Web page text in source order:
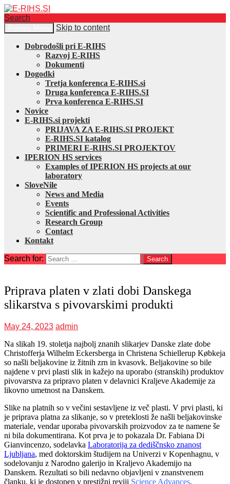
E-RIHS.SI
Search
Skip to content
Dobrodošli pri E-RIHS
Razvoj E-RIHS
Dokumenti
Dogodki
Tretja konferenca E-RIHS.si
Druga konferenca E-RIHS.SI
Prva konferenca E-RIHS.SI
Novice
E-RIHS.si projekti
PRIJAVA ZA E-RIHS.SI PROJEKT
E-RIHS.SI katalog
PRIMERI E-RIHS.SI PROJEKTOV
IPERION HS services
Examples of IPERION HS projects at our
laboratory
SloveNile
News and Media
Events
Scientific and Professional Activities
Research Group
Contact
Kontakt
Search for:
Priprava platen v zlati dobi Danskega
slikarstva s pivovarskimi produkti
May 24, 2023 admin
Na slikah 19. stoletja najbolj znanih slikarjev Danske zlate dobe
Christofferja Wilhelm Eckersberga in Christena Schiellerup Købkeja
so našli beljakovine iz žitnih zrn in kvasovk. Beljakovine so bile
najdene v prvi plasti slik in kažejo na uporabo (stranskih) produktov
pivovarstva za pripravo platen v delavnici Kraljeve Akademije za
likovno umetnost na Danskem.
Slike na platnih so v večini sestavljene iz več plasti. V prvi plasti, ki
je priprava platna za slikanje, so v preteklosti že našli beljakovinske
materiale, vendar uporaba pivovarskih proizvodov za te namene še
ni bila dokumentirana. Kot prva je to pokazala Dr. Fabiana Di
Gianvincenzo, sodelavka Laboratorija za dediščnsko znanost
Ljubljana, med doktorskim študijem na Univerzi v Kopenhagnu, v
sodelovanju z Narodno galerijo in Kraljevo Akademijo na
Danskem. Rezultati so bili nedavno objavljeni v znanstvenem
članku, ki je dostopen v prestižni reviji Science Advances.